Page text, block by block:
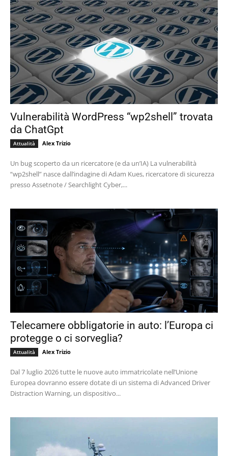
Vulnerabilità WordPress “wp2shell” trovata
da ChatGpt
Attualità Alex Trizio
Un bug scoperto da un ricercatore (e da un’IA) La vulnerabilità
“wp2shell” nasce dall’indagine di Adam Kues, ricercatore di sicurezza
presso Assetnote / Searchlight Cyber,...
Telecamere obbligatorie in auto: l’Europa ci
protegge o ci sorveglia?
Attualità Alex Trizio
Dal 7 luglio 2026 tutte le nuove auto immatricolate nell’Unione
Europea dovranno essere dotate di un sistema di Advanced Driver
Distraction Warning, un dispositivo...